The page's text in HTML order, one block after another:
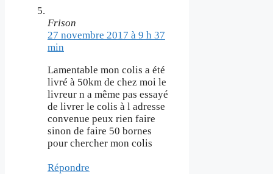
Frison
27 novembre 2017 à 9 h 37
min
Lamentable mon colis a été
livré à 50km de chez moi le
livreur n a même pas essayé
de livrer le colis à l adresse
convenue peux rien faire
sinon de faire 50 bornes
pour chercher mon colis
Répondre